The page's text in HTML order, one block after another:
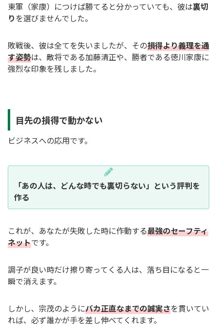
東軍（家康）につけば勝てると分かっていても、彼は裏切
りを選びませんでした。
敗戦後、彼は全てを失いましたが、その損得より義理を通
す姿勢は、敵将である加藤清正や、勝者である徳川家康に
強烈な印象を残しました。
目先の損得で動かない
ビジネスへの応用です。
「あの人は、どんな時でも裏切らない」という評判を
作る
これが、あなたが失敗した時に作動する最強のセーフティ
ネットです。
調子が良い時だけ擦り寄ってくる人は、落ち目になると一
瞬で消えます。
しかし、宗茂のようにバカ正直なまでの誠実さを貫いてい
れば、必ず誰かが手を差し伸べてくれます。